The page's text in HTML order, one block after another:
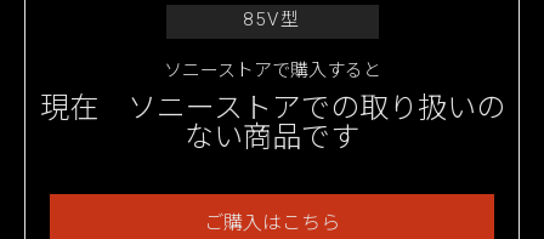
85V型
ソニーストアで購入すると
現在 ソニーストアでの取り扱いの
ない商品です
ご購入はこちら